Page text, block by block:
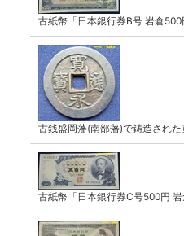
古紙幣「日本銀行券B号 岩倉
古銭盛岡藩(南部藩)で鋳造され
古紙幣「日本銀行券C号500円